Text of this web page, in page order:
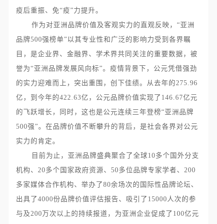
疫后重振、免“疫”力提升。
作为对亚洲品牌价值及客观实力的直观反映，“亚洲
品牌500强榜单”以其专业性和广泛的影响力受到各界瞩
目，是企业界、金融界、学术界共同关注的重要数据，被
誉为“亚洲品牌发展风向标”。疫情背景下，公元凭借强劲
的实力迎难而上，突出重围，创下佳绩。从去年的275.96
亿，到今年的422.63亿，公元品牌价值实现了 146.67亿元
的飞跃增长，同时，这也是公元连续三年登榜“亚洲品牌
500强”。在品牌价值不断攀升的背后，是社会各界对公元
实力的肯定。
目前为止，亚洲品牌盛典聚合了全球10多个国外分支
机构、 20多个国家政府资源、 50多位品牌专家学者、 200
多家媒体合作机构、举办了 80余场次的国际性品牌论坛、
出具了 4000份品牌价值评估报告、吸引了 15000人次的参
与及200 万次以上的持续报道，为亚洲企业促成了 100亿元